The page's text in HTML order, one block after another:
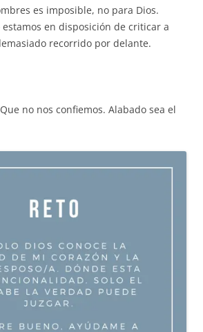
es imposible, no para Dios.
estamos en disposición de criticar a
recorrido por delante.
no nos confiemos. Alabado sea el